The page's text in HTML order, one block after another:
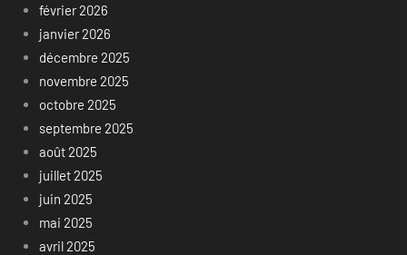
février 2026
janvier 2026
décembre 2025
novembre 2025
octobre 2025
septembre 2025
août 2025
juillet 2025
juin 2025
mai 2025
avril 2025